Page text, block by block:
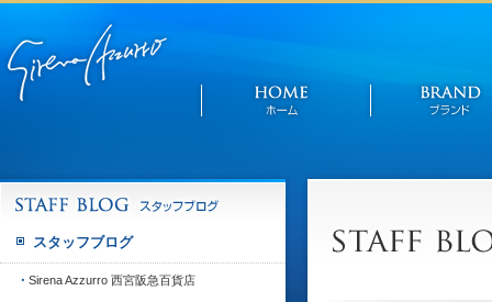
スタッフブログ
Sirena Azzurro 西宮阪急百貨店